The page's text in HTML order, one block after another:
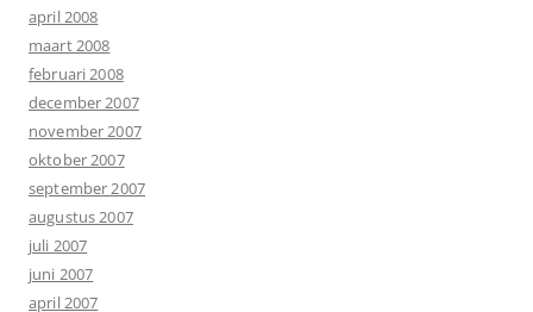
april 2008
maart 2008
februari 2008
december 2007
november 2007
oktober 2007
september 2007
augustus 2007
juli 2007
juni 2007
april 2007